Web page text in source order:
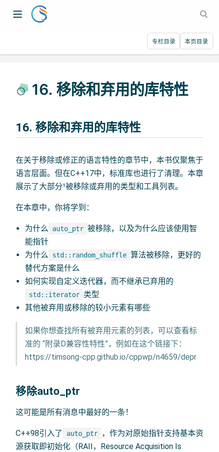
专栏目录 本页目录
16. 移除和弃用的库特性
16. 移除和弃用的库特性
在关于移除或修正的语言特性的章节中，本书仅聚焦于
语言层面。但在C++17中，标准库也进行了清理。本章
展示了大部分¹被移除或弃用的类型和工具列表。
在本章中，你将学到：
为什么 auto_ptr 被移除，以及为什么应该使用智
能指针
为什么
std::random_shuffle 算法被移除，更好的
替代方案是什么
如何实现自定义迭代器，而不继承已弃用的
std::iterator 类型
其他被弃用或移除的较小元素有哪些
如果你想查找所有被弃用元素的列表，可以查看标
准的 “附录D兼容性特性”，例如在这个链接下：
https://timsong-cpp.github.io/cppwp/n4659/depr
移除auto_ptr
这可能是所有消息中最好的一条！
C++98引入了 auto_ptr
，作为对原始指针支持基本资
源获取即初始化（RAII，Resource Acquisition Is